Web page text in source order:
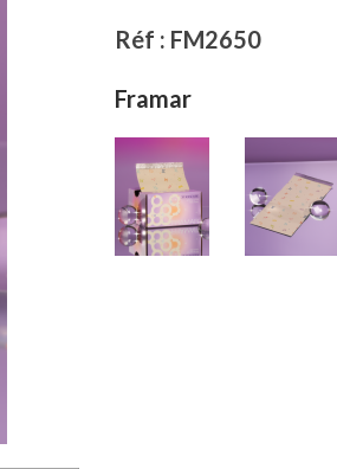
Réf : FM2650
Framar